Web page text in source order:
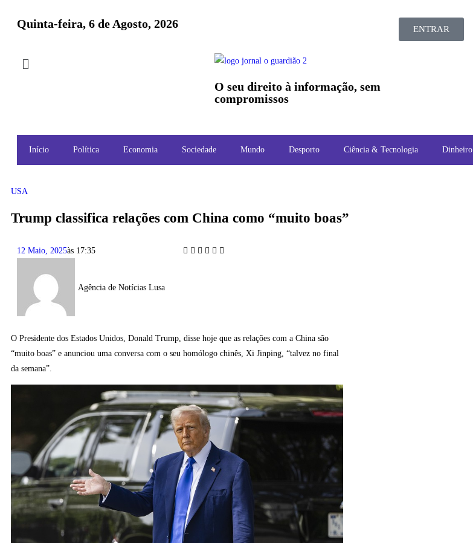
Quinta-feira, 6 de Agosto, 2026 ENTRAR
O seu direito à informação, sem
compromissos
Início Política Economia Sociedade Mundo Desporto Ciência & Tecnologia Dinheiro
USA
Trump classifica relações com China como “muito boas”
12 Maio, 2025às 17:35
Agência de Notícias Lusa
O Presidente dos Estados Unidos, Donald Trump, disse hoje que as relações com a China são
“muito boas” e anunciou uma conversa com o seu homólogo chinês, Xi Jinping, “talvez no final
da semana”.